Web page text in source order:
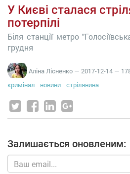
У Києві сталася
потерпілі
Біля станції метро
грудня
Аліна Лісненко — 2017-12-14 —
кримінал
новини стрілянина
Залишається оновленим: